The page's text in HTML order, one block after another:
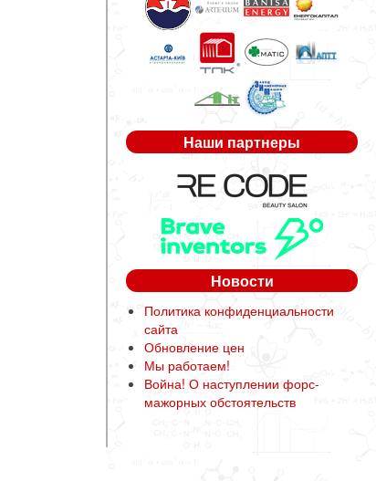
Наши партнеры
Новости
Политика конфиденциальности
сайта
Обновление цен
Мы работаем!
Война! О наступлении форс-
мажорных обстоятельств